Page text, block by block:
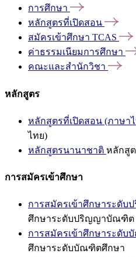
การศึกษา
หลักสูตรที่เปิดสอน
สมัครเข้าศึกษา TCAS
ค่าธรรมเนียมการศึกษา
คณะและสำนักวิชา
หลักสูตร
หลักสูตรที่เปิดสอน (ภาษา
ไทย)
หลักสูตรนานาชาติ หลักสู
การสมัครเข้าศึกษา
การสมัครเข้าศึกษาระดั
ศึกษาระดับปริญญาบัณฑิต
การสมัครเข้าศึกษาระดับ
ศึกษาระดับบัณฑิตศึกษา